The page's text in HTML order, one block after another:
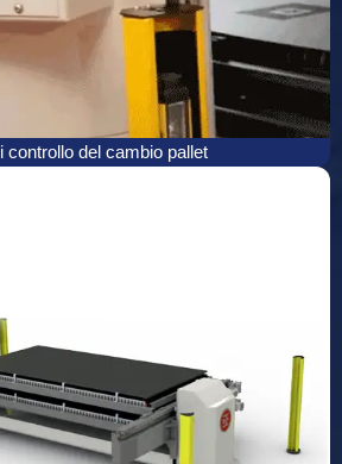
controllo del cambio pallet